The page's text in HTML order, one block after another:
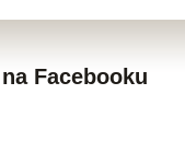
Facebooku